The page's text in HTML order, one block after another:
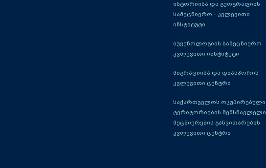
ისტორიისა და გეოგრაფიის
სამეცნიერო - კვლევითი
ინსტიტუტი
იუვენოლოგიის სამეცნიერო
კვლევითი ინსტიტუტი
მიგრაციისა და დიასპორის
კვლევითი ცენტრი
საქართველოს ოკუპირებული
ტერიტორიების შემსწავლელი
მეცნიერების განვითარების
კვლევითი ცენტრი